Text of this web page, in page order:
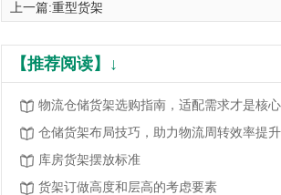
上一篇:重型货架
【推荐阅读】↓
仓储货架布局技巧，助力物流周转效率提升
库房货架摆放标准
货架订做高度和层高的考虑要素